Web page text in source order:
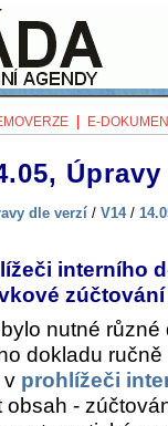
E-
dle verzí / V14/
interního
nutné
dokladu
v prohlížeči
obsah -